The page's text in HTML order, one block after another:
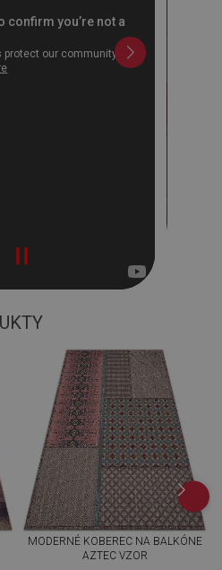
MODERNÉ KOBEREC NA BALKÓNE
AZTEC VZOR